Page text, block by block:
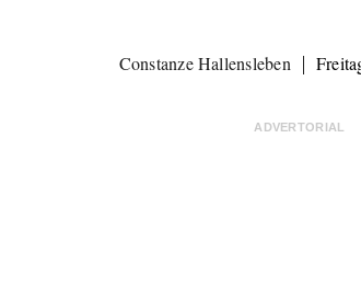
Constanze Hallensleben
ADVERTORIAL